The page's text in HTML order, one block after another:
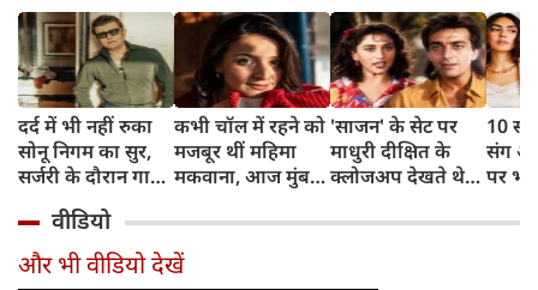
दर्द में भी नहीं रुका
सोनू निगम का सुर,
सर्जरी के दौरान गाया
मोहम्मद रफी का
क्लासिक गाना
कभी चॉल में रहने को
मजबूर थीं महिमा
मकवाना, आज मुंबई
और करोड़ों की दौलत
'साजन' के सेट पर
माधुरी दीक्षित के
क्लोजअप देखते थे
ने सुनाया किस्सा
10
संग
पर
थोड़ा
वीडियो
और भी वीडियो देखें